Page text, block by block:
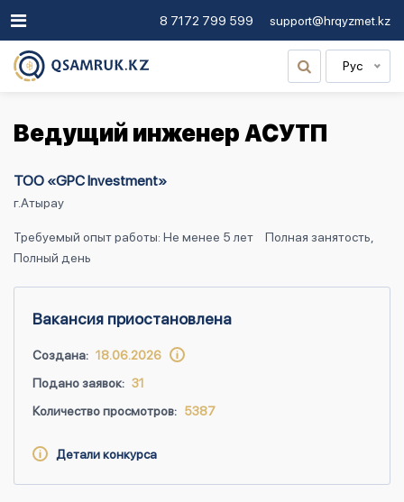
8 7172 799 599 support@hrqyzmet.kz
Рус
Ведущий инженер АСУТП
ТОО «GPC Investment»
г.Атырау
Требуемый опыт работы: Не менее 5 лет
Полная занятость,
Полный день
Вакансия приостановлена
Создана: 18.06.2026
Подано заявок: 31
Количество просмотров: 5387
Детали конкурса